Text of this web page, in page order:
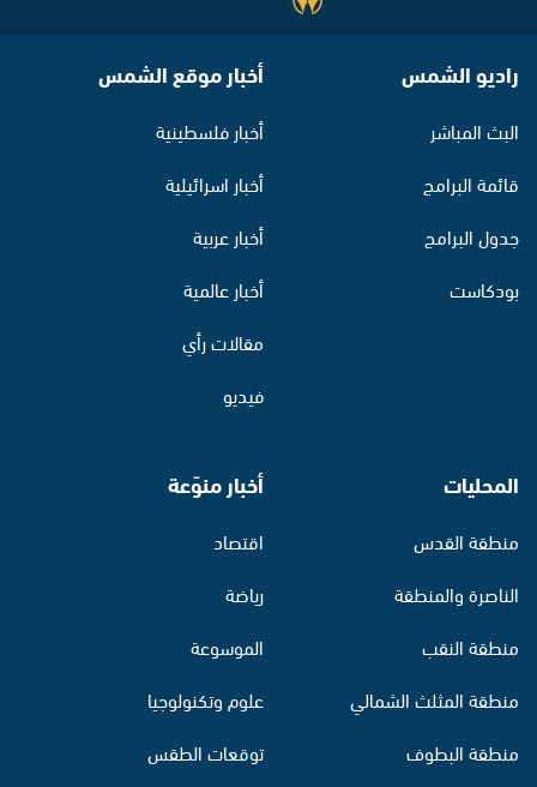
راديو الشمس
البث المباشر
قائمة البرامج
جدول البرامج
بودكاست
أخبار موقع الشمس
أخبار فلسطينية
أخبار اسرائيلية
أخبار عربية
أخبار عالمية
مقالات رأي
فيديو
المحليات
منطقة القدس
الناصرة والمنطقة
منطقة النقب
منطقة المثلث الشمالي
منطقة البطوف
أخبار منوّعة
اقتصاد
رياضة
الموسوعة
علوم وتكنولوجيا
توقعات الطقس